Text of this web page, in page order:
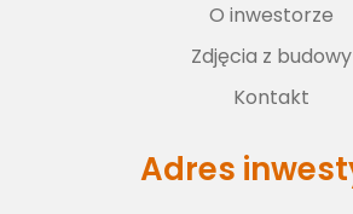
O
Zdjęcia z
O inwestorze
Zdjęcia z budowy
Kontakt
Adres